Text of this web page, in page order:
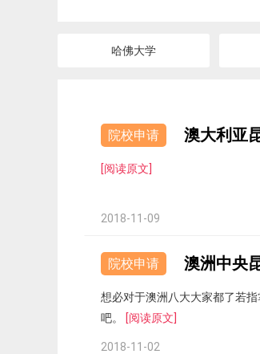
哈佛大学
院校申请 澳大利亚
[阅读原文]
2018-11-09
院校申请 澳洲中央
想必对于澳洲八大大家都了若
吧。
[阅读原文]
2018-11-02